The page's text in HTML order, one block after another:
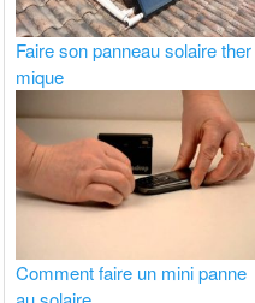
Faire son panneau solaire ther
mique
Comment faire un mini panne